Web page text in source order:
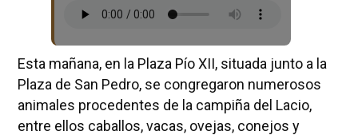
Esta mañana, en la Plaza Pío XII, situada junto a la
Plaza de San Pedro, se congregaron numerosos
animales procedentes de la campiña del Lacio,
entre ellos caballos, vacas, ovejas, conejos y